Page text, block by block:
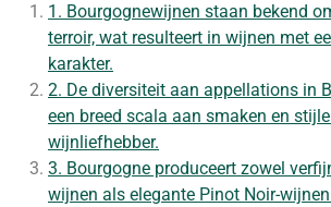
1. Bourgognewijnen staan bekend
terroir, wat resulteert in wijnen met
karakter.
2. De diversiteit aan appellations in
een breed scala aan smaken en
wijnliefhebber.
3. Bourgogne produceert zowel
wijnen als elegante Pinot Noir-